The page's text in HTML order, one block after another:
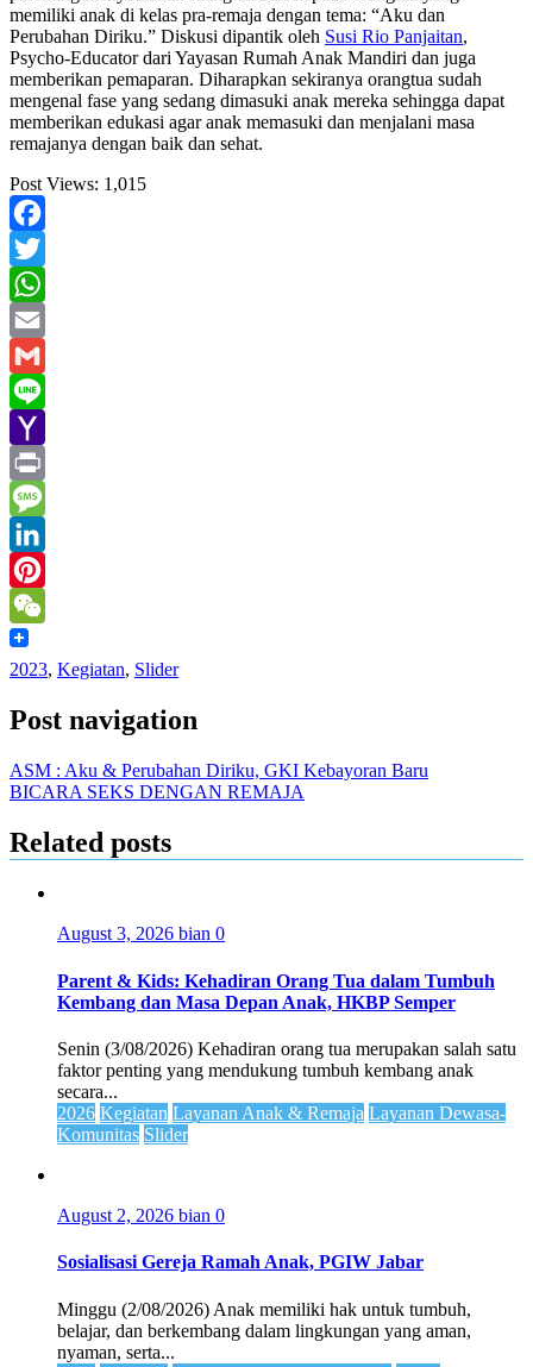
memiliki anak di kelas pra-remaja dengan tema: “Aku dan
Perubahan Diriku.” Diskusi dipantik oleh Susi Rio Panjaitan,
Psycho-Educator dari Yayasan Rumah Anak Mandiri dan juga
memberikan pemaparan. Diharapkan sekiranya orangtua sudah
mengenal fase yang sedang dimasuki anak mereka sehingga dapat
memberikan edukasi agar anak memasuki dan menjalani masa
remajanya dengan baik dan sehat.
Post Views: 1,015
Facebook
Twitter
WhatsApp
Email
Gmail
Line
Yahoo
Mail
Print
Message
LinkedIn
Pinterest
WeChat
2023, Kegiatan, Slider
Post navigation
ASM : Aku & Perubahan Diriku, GKI Kebayoran Baru
BICARA SEKS DENGAN REMAJA
Related posts
August 3, 2026 bian 0
Parent & Kids: Kehadiran Orang Tua dalam Tumbuh
Kembang dan Masa Depan Anak, HKBP Semper
Senin (3/08/2026) Kehadiran orang tua merupakan salah satu
faktor penting yang mendukung tumbuh kembang anak
secara...
2026 Kegiatan Layanan Anak & Remaja Layanan Dewasa-
Komunitas Slider
August 2, 2026 bian 0
Sosialisasi Gereja Ramah Anak, PGIW Jabar
Minggu (2/08/2026) Anak memiliki hak untuk tumbuh,
belajar, dan berkembang dalam lingkungan yang aman,
nyaman, serta...